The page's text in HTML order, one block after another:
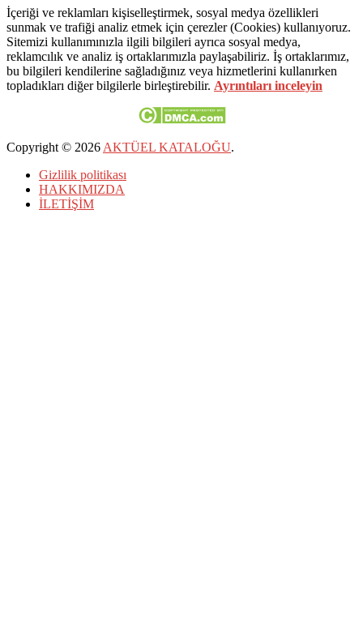
İçeriği ve reklamları kişiselleştirmek, sosyal medya özellikleri
sunmak ve trafiği analiz etmek için çerezler (Cookies) kullanıyoruz.
Sitemizi kullanımınızla ilgili bilgileri ayrıca sosyal medya,
reklamcılık ve analiz iş ortaklarımızla paylaşabiliriz. İş ortaklarımız,
bu bilgileri kendilerine sağladığınız veya hizmetlerini kullanırken
topladıkları diğer bilgilerle birleştirebilir. Ayrıntıları inceleyin
Copyright © 2026 AKTÜEL KATALOĞU.
Gizlilik politikası
HAKKIMIZDA
İLETİŞİM